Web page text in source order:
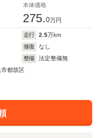
本体価格
275.0万円
走行 2.5万km
修復
なし
整備
法定整備無
都筑区